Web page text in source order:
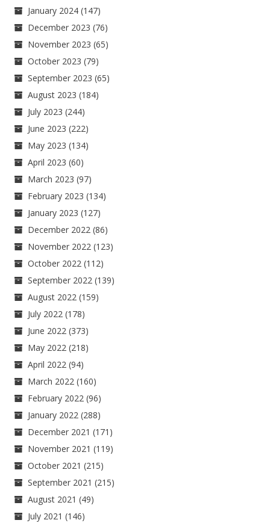
January 2024 (147)
December 2023 (76)
November 2023 (65)
October 2023 (79)
September 2023 (65)
August 2023 (184)
July 2023 (244)
June 2023 (222)
May 2023 (134)
April 2023 (60)
March 2023 (97)
February 2023 (134)
January 2023 (127)
December 2022 (86)
November 2022 (123)
October 2022 (112)
September 2022 (139)
August 2022 (159)
July 2022 (178)
June 2022 (373)
May 2022 (218)
April 2022 (94)
March 2022 (160)
February 2022 (96)
January 2022 (288)
December 2021 (171)
November 2021 (119)
October 2021 (215)
September 2021 (215)
August 2021 (49)
July 2021 (146)